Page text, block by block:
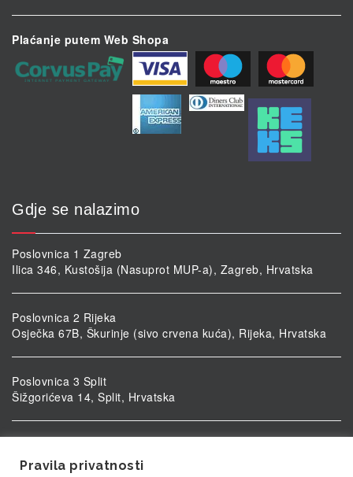
Plaćanje putem Web Shopa
Gdje se nalazimo
Poslovnica 1 Zagreb
Ilica 346, Kustošija (Nasuprot MUP-a), Zagreb, Hrvatska
Poslovnica 2 Rijeka
Osječka 67B, Škurinje (sivo crvena kuća), Rijeka, Hrvatska
Poslovnica 3 Split
Šižgorićeva 14, Split, Hrvatska
Ulica kardinala Alojzija Stepinca 5, Vukovar, Hrvatska
Pravila privatnosti